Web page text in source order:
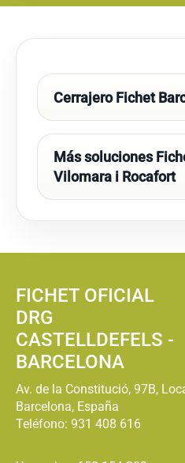
Cerrajero Fichet
Más soluciones
Vilomara i Rocafort
FICHET OFICIAL
DRG
CASTELLDEFELS -
BARCELONA
Av. de la Constitució, 97B,
Barcelona, España
Teléfono: 931 408 616